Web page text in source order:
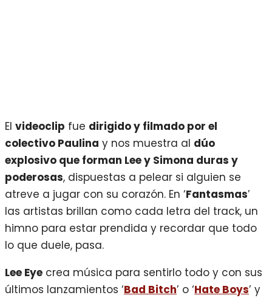
El videoclip fue dirigido y filmado por el
colectivo Paulina y nos muestra al dúo
explosivo que forman Lee y Simona duras y
poderosas, dispuestas a pelear si alguien se
atreve a jugar con su corazón. En ‘Fantasmas’
las artistas brillan como cada letra del track, un
himno para estar prendida y recordar que todo
lo que duele, pasa.
Lee Eye crea música para sentirlo todo y con sus
últimos lanzamientos ‘Bad Bitch’ o ‘Hate Boys’ y